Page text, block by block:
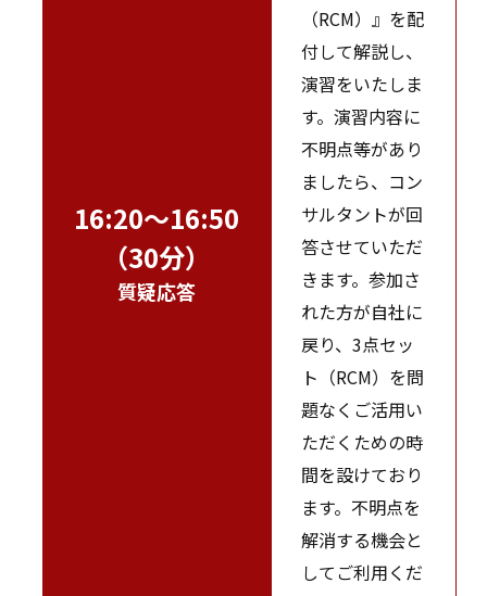
16:20～16:50
（30分）
質疑応答
（RCM）』を配
付して解説し、
演習をいたしま
す。演習内容に
不明点等があり
ましたら、コン
サルタントが回
答させていただ
きます。参加さ
れた方が自社に
戻り、3点セッ
ト（RCM）を問
題なくご活用い
ただくための時
間を設けており
ます。不明点を
解消する機会と
してご利用くだ